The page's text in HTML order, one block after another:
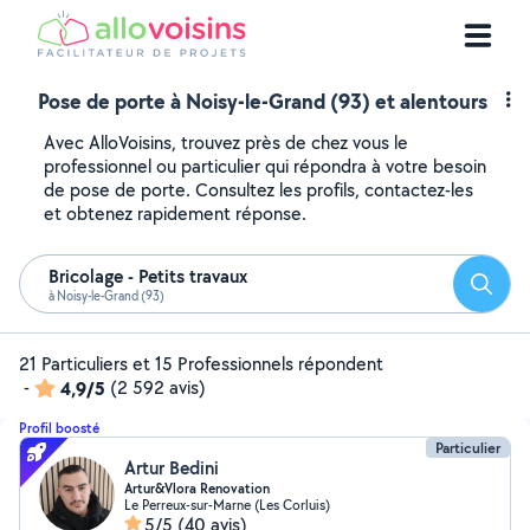
Pose de porte à Noisy-le-Grand (93) et alentours
Avec AlloVoisins, trouvez près de chez vous le
professionnel ou particulier qui répondra à votre besoin
de pose de porte. Consultez les profils, contactez-les
et obtenez rapidement réponse.
Bricolage - Petits travaux
à Noisy-le-Grand (93)
21 Particuliers et 15 Professionnels répondent
-
4,9/5 (2 592 avis)
Profil boosté
Particulier
Artur Bedini
Artur&Vlora Renovation
Le Perreux-sur-Marne (Les Corluis)
5/5 (40 avis)